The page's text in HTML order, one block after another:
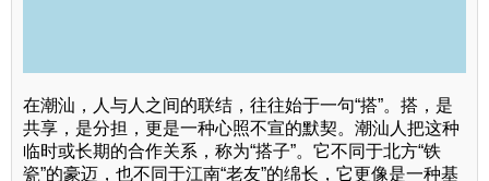
在潮汕，人与人之间的联结，往往始于一句“搭”。搭，是
共享，是分担，更是一种心照不宣的默契。潮汕人把这种
临时或长期的合作关系，称为“搭子”。它不同于北方“铁
瓷”的豪迈，也不同于江南“老友”的绵长，它更像是一种基